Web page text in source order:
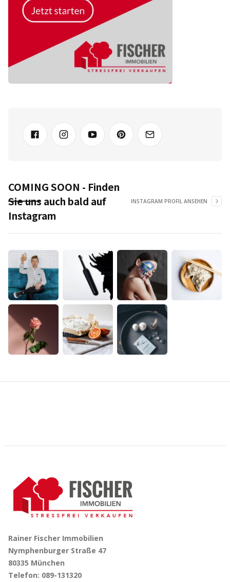
COMING SOON - Finden
Sie uns auch bald auf
Instagram
INSTAGRAM PROFIL ANSEHEN
Rainer Fischer Immobilien
Nymphenburger Straße 47
80335 München
Telefon: 089-131320